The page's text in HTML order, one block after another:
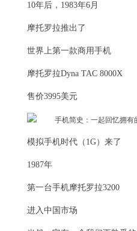
10年后，1983年6月
摩托罗拉推出了
世界上第一款商用手机
摩托罗拉Dyna TAC 8000X
售价3995美元
模拟手机时代（1G）来了
1987年
第一台手机摩托罗拉3200
进入中国市场